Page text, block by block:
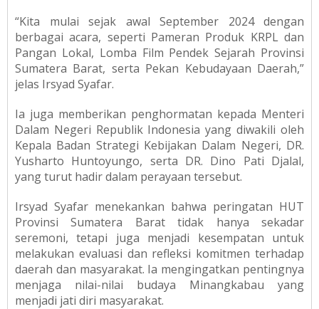
“Kita mulai sejak awal September 2024 dengan
berbagai acara, seperti Pameran Produk KRPL dan
Pangan Lokal, Lomba Film Pendek Sejarah Provinsi
Sumatera Barat, serta Pekan Kebudayaan Daerah,”
jelas Irsyad Syafar.
Ia juga memberikan penghormatan kepada Menteri
Dalam Negeri Republik Indonesia yang diwakili oleh
Kepala Badan Strategi Kebijakan Dalam Negeri, DR.
Yusharto Huntoyungo, serta DR. Dino Pati Djalal,
yang turut hadir dalam perayaan tersebut.
Irsyad Syafar menekankan bahwa peringatan HUT
Provinsi Sumatera Barat tidak hanya sekadar
seremoni, tetapi juga menjadi kesempatan untuk
melakukan evaluasi dan refleksi komitmen terhadap
daerah dan masyarakat. Ia mengingatkan pentingnya
menjaga nilai-nilai budaya Minangkabau yang
menjadi jati diri masyarakat.